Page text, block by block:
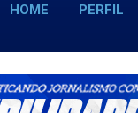
HOME PERFIL